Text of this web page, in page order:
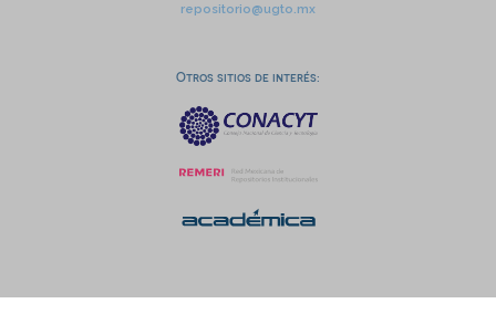
repositorio@ugto.mx
Otros sitios de interés: